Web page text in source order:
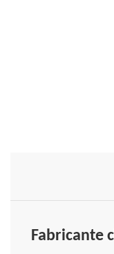
Fabricante